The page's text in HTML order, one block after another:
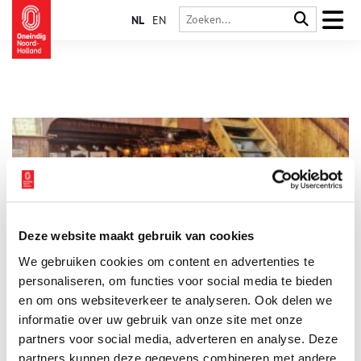
Deze website maakt gebruik van cookies
We gebruiken cookies om content en advertenties te
personaliseren, om functies voor social media te bieden
en om ons websiteverkeer te analyseren. Ook delen we
informatie over uw gebruik van onze site met onze
partners voor social media, adverteren en analyse. Deze
partners kunnen deze gegevens combineren met andere
NL EN
Café ‘t Papeneiland, een van de laatste authentieke bruine
kroegen van Amsterdam, ademt ouderwetse gezelligheid. Hun
appeltaart is zó legendarisch dat zelfs de Amerikaanse oud-
president Bill Clinton hem geproefd heeft – en er vervolgens
een hele taart van meenam naar zijn hotel. Maar het zijn niet
alleen de smaken die dit café bijzonder maken. De sfeer is
onmiskenbaar Amsterdams, net als de leus boven de bar: ‘Alle